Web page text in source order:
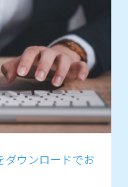
ダウンロードでお